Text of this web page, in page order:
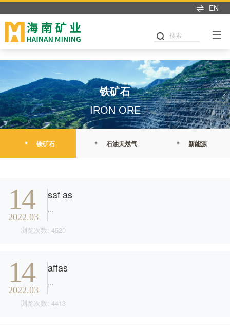
米兰app入口站官网 EN
搜索
铁矿石
IRON ORE
铁矿石 石油天然气 新能源
14
2022.03
saf as
...
浏览次数: 4520
14
2022.03
affas
...
浏览次数: 4413
最新新闻